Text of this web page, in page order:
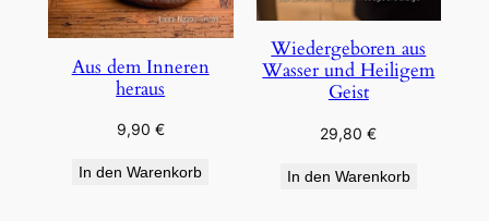
Aus dem Inneren
heraus
9,90 €
In den Warenkorb
Wiedergeboren aus
Wasser und Heiligem
Geist
29,80€
In den Warenkorb